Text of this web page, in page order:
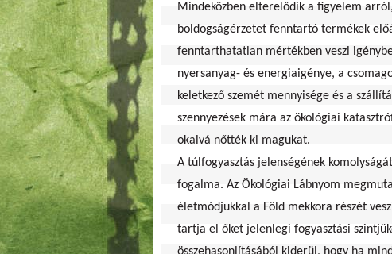
Mindeközben elterelődik a figyelem
boldogságérzetet fenntartó termékek
fenntarthatatlan mértékben veszi
nyersanyag- és energiaigénye, a
keletkező szemét mennyisége és a
szennyezések mára az ökológiai
okaivá nőtték ki magukat.
A túlfogyasztás jelenségének
fogalma. Az Ökológiai Lábnyom
életmódjukkal a Föld mekkora részét
tartja el őket jelenlegi fogyasztási